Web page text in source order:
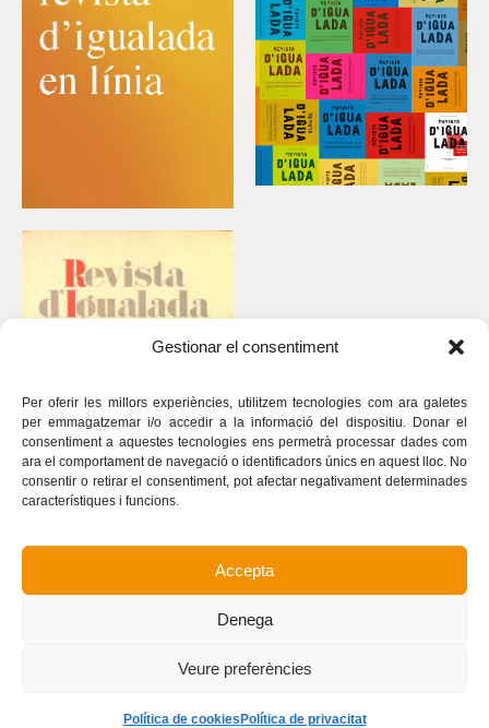
Gestionar el consentiment
Per oferir les millors experiències, utilitzem tecnologies com ara galetes
per emmagatzemar i/o accedir a la informació del dispositiu. Donar el
consentiment a aquestes tecnologies ens permetrà processar dades com
ara el comportament de navegació o identificadors únics en aquest lloc. No
consentir o retirar el consentiment, pot afectar negativament determinades
característiques i funcions.
Accepta
Denega
Veure preferències
Política de cookies Política de privacitat
Revista d’Igualada